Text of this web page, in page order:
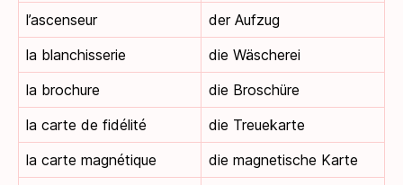
l’ascenseur
der Aufzug
la blanchisserie
die Wäscherei
la brochure
die Broschüre
la carte de fidélité
die Treuekarte
la carte magnétique
die magnetische Karte